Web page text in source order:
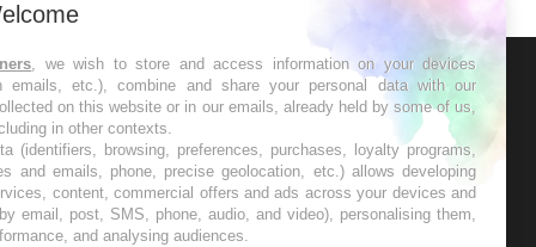
les semaines les meilleures
, we wish to store and access information on your devices
emails, etc.), combine and share your personal data with our
on this website or in our emails, already held by some of us,
in other contexts.
(identifiers, browsing, preferences, purchases, loyalty programs,
and emails, phone, precise geolocation, etc.) allows developing
content, commercial offers and ads across your devices and
email, post, SMS, phone, audio, and video), personalising them,
and analysing audiences.